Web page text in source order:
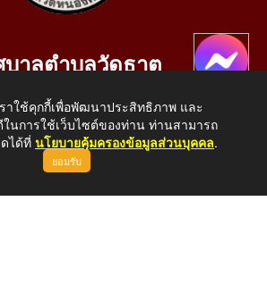
บาลตำบลวัดธาตุ
มือง จ.หนองคาย 43000
414758 โทรสาร: 042-414759
ราใช้คุกกี้เพื่อพัฒนาประสิทธิภาพ และ
นการใช้เว็บไซต์ของท่าน ท่านสามารถ
ได้ที่ นโยบายคุ้มครองข้อมูลส่วนบุคคล.
ยอมรับ